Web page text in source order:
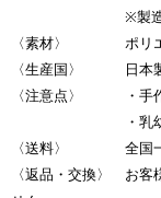
※製造上の都合
〈素材〉 ポリエ
〈生産国〉 日本
〈注意点〉 ・手作
・乳幼児の手の
〈送料〉 全国一
〈返品・交換〉 お客